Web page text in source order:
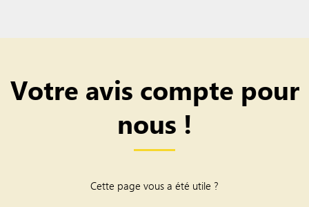
Votre avis compte pour
nous !
Cette page vous a été utile ?